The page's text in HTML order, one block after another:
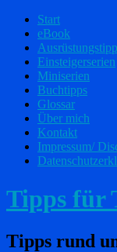
Start
eBook
Einsteigerserien
Miniserien
Buchtipps
Glossar
Über mich
Kontakt
Impressum/
Tipps für
Tipps rund